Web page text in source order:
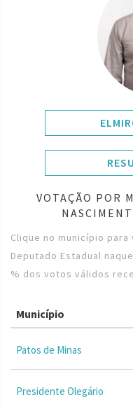
VOTAÇÃO POR
Clique no município
Deputado Estadual
% dos votos válidos
Município
Patos de Minas
Presidente Olegário